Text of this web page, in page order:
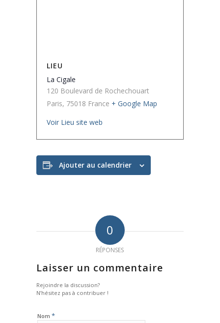
LIEU
La Cigale
120 Boulevard de Rochechouart
Paris, 75018 France + Google Map
Voir Lieu site web
Ajouter au calendrier
0
RÉPONSES
Laisser un commentaire
Rejoindre la discussion?
N’hésitez pas à contribuer !
Nom *